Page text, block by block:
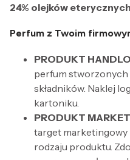
24% olejków
Perfum z Twoim
PRODUKT
perfum
składników. Naklej
kartoniku.
PRODUKT
target marketingowy
rodzaju produktu.